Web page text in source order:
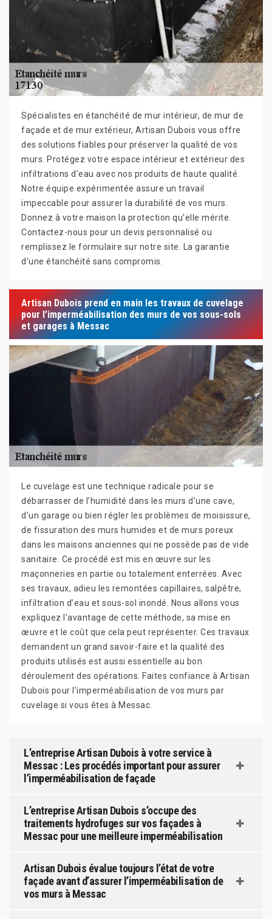
Spécialistes en étanchéité de mur intérieur, de mur de
façade et de mur extérieur, Artisan Dubois vous offre
des solutions fiables pour préserver la qualité de vos
murs. Protégez votre espace intérieur et extérieur des
infiltrations d'eau avec nos produits de haute qualité.
Notre équipe expérimentée assure un travail
impeccable pour assurer la durabilité de vos murs.
Donnez à votre maison la protection qu'elle mérite.
Contactez-nous pour un devis personnalisé ou
remplissez le formulaire sur notre site. La garantie
d'une étanchéité sans compromis.
Artisan Dubois prend en main les travaux de cuvelage
pour l’imperméabilisation des murs de vos sous-sols
et garages à Messac
Le cuvelage est une technique radicale pour se
débarrasser de l’humidité dans les murs d’une cave,
d’un garage ou bien régler les problèmes de moisissure,
de fissuration des murs humides et de murs poreux
dans les maisons anciennes qui ne possède pas de vide
sanitaire. Ce procédé est mis en œuvre sur les
maçonneries en partie ou totalement enterrées. Avec
ses travaux, adieu les remontées capillaires, salpêtre,
infiltration d’eau et sous-sol inondé. Nous allons vous
expliquez l'avantage de cette méthode, sa mise en
œuvre et le coût que cela peut représenter. Ces travaux
demandent un grand savoir-faire et la qualité des
produits utilisés est aussi essentielle au bon
déroulement des opérations. Faites confiance à Artisan
Dubois pour l’imperméabilisation de vos murs par
cuvelage si vous êtes à Messac.
L’entreprise Artisan Dubois à votre service à
Messac : Les procédés important pour assurer
l’imperméabilisation de façade
L’entreprise Artisan Dubois s’occupe des
traitements hydrofuges sur vos façades à
Messac pour une meilleure imperméabilisation
Artisan Dubois évalue toujours l’état de votre
façade avant d’assurer l’imperméabilisation de
vos murs à Messac